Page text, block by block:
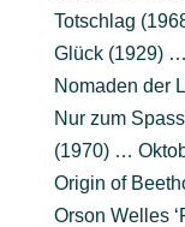
Totschlag
Glück (1929)
Nomaden der
Nur zum
(1970) …
Origin of
Orson Welles